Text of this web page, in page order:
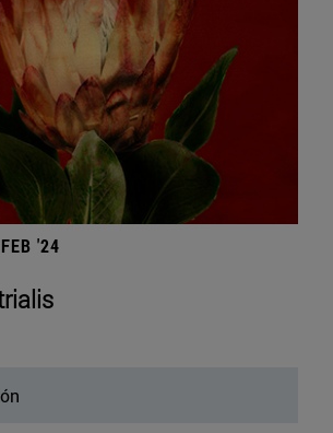
'24